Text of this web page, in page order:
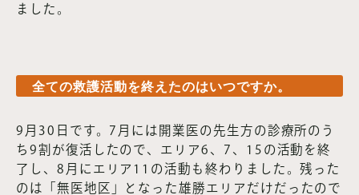
ました。
全ての救護活動を終えたのはいつですか。
9月30日です。7月には開業医の先生方の診療所のう
ち9割が復活したので、エリア6、7、15の活動を終
了し、8月にエリア11の活動も終わりました。残った
のは「無医地区」となった雄勝エリアだけだったので